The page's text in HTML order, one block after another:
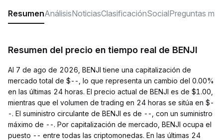
ResumenAnálisisNoticiasClasificaciónSocialPreguntas
Resumen del precio en tiempo real de BENJI
Al 7 de ago de 2026, BENJI tiene una capitalización de
mercado total de $--, lo que representa un cambio del 0.00%
en las últimas 24 horas. El precio actual de BENJI es de $1.00,
mientras que el volumen de trading en 24 horas se sitúa en $-
-. El suministro circulante de BENJI es de --, con un suministro
máximo de --. Por capitalización de mercado, BENJI ocupa el
puesto -- entre todas las criptomonedas. En las últimas 24